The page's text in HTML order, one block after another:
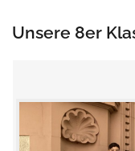
Unsere 8er